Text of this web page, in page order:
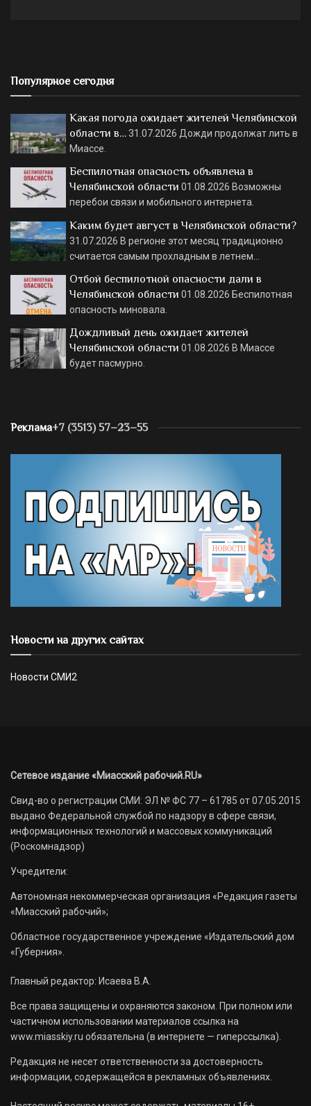
Популярное сегодня
Какая погода ожидает жителей Челябинской
области в…31.07.2026 Дожди продолжат лить в
Миассе.
Беспилотная опасность объявлена в
Челябинской области 01.08.2026 Возможны
перебои связи и мобильного интернета.
Каким будет август в Челябинской области?
31.07.2026 В регионе этот месяц традиционно
считается самым прохладным в летнем…
Отбой беспилотной опасности дали в
Челябинской области 01.08.2026 Беспилотная
опасность миновала.
Дождливый день ожидает жителей
Челябинской области 01.08.2026 В Миассе
будет пасмурно.
Реклама+7 (3513) 57–23–55
Новости на других сайтах
Новости СМИ2
Сетевое издание «Миасский рабочий.RU»
Свид-во о регистрации СМИ: ЭЛ № ФС 77 – 61785 от 07.05.2015
выдано Федеральной службой по надзору в сфере связи,
информационных технологий и массовых коммуникаций
(Роскомнадзор)
Учредители:
Автономная некоммерческая организация «Редакция газеты
«Миасский рабочий»;
Областное государственное учреждение «Издательский дом
«Губерния».
Главный редактор: Исаева В.А.
Все права защищены и охраняются законом. При полном или
частичном использовании материалов ссылка на
www.miasskiy.ru обязательна (в интернете — гиперссылка).
Редакция не несет ответственности за достоверность
информации, содержащейся в рекламных объявлениях.